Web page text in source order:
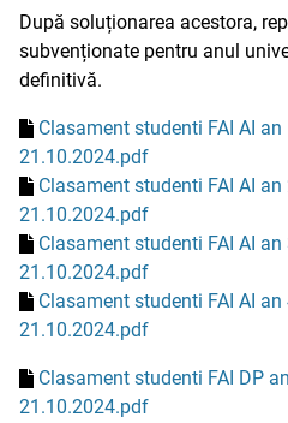
După soluționarea acestora,
subvenționate pentru anul
definitivă.
Clasament studenti FAI AI
21.10.2024.pdf
Clasament studenti FAI AI
21.10.2024.pdf
Clasament studenti FAI AI
21.10.2024.pdf
Clasament studenti FAI AI
21.10.2024.pdf
Clasament studenti FAI DP
21.10.2024.pdf